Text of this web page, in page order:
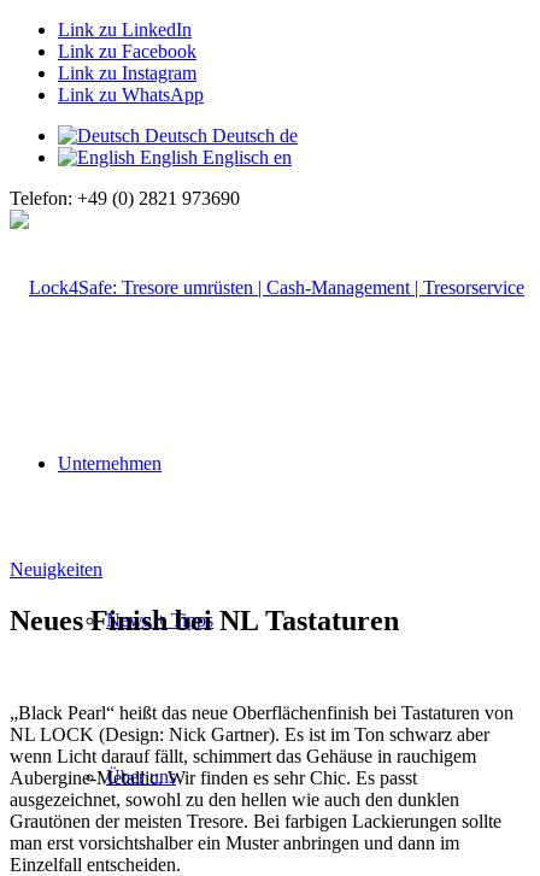
Link zu LinkedIn
Link zu Facebook
Link zu Instagram
Link zu WhatsApp
Deutsch Deutsch de
English Englisch en
Telefon: +49 (0) 2821 973690
Unternehmen
News + Tipps
Über uns
Neuigkeiten
Neues Finish bei NL Tastaturen
„Black Pearl“ heißt das neue Oberflächenfinish bei Tastaturen von
NL LOCK (Design: Nick Gartner). Es ist im Ton schwarz aber
wenn Licht darauf fällt, schimmert das Gehäuse in rauchigem
Aubergine-Metallic. Wir finden es sehr Chic. Es passt
ausgezeichnet, sowohl zu den hellen wie auch den dunklen
Grautönen der meisten Tresore. Bei farbigen Lackierungen sollte
man erst vorsichtshalber ein Muster anbringen und dann im
Einzelfall entscheiden.